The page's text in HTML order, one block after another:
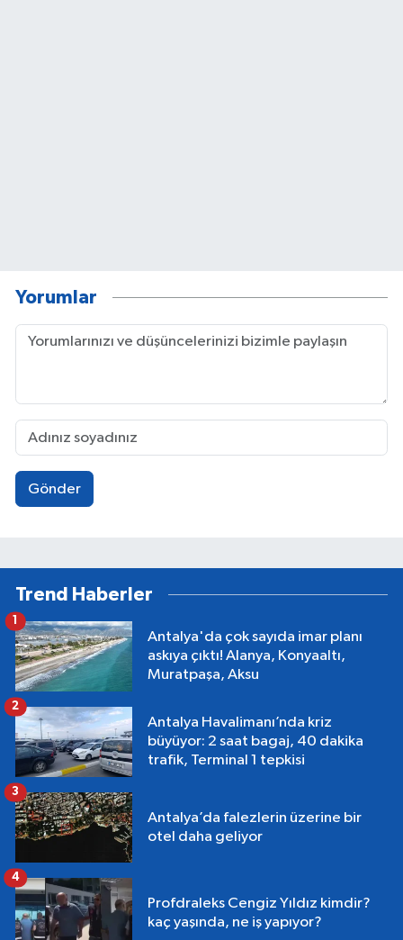
Yorumlar
Gönder
Trend Haberler
Antalya'da çok sayıda imar planı
askıya çıktı! Alanya, Konyaaltı,
Muratpaşa, Aksu
1
Antalya Havalimanı’nda kriz
büyüyor: 2 saat bagaj, 40 dakika
trafik, Terminal 1 tepkisi
2
Antalya’da falezlerin üzerine bir
otel daha geliyor
3
Profdraleks Cengiz Yıldız kimdir?
kaç yaşında, ne iş yapıyor?
4